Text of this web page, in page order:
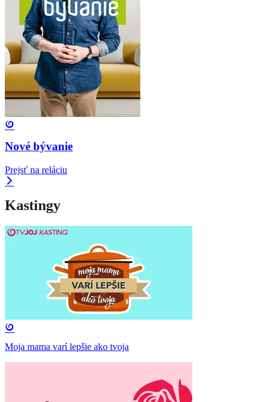
Nové bývanie
Prejsť na reláciu
Kastingy
Moja mama varí lepšie ako tvoja